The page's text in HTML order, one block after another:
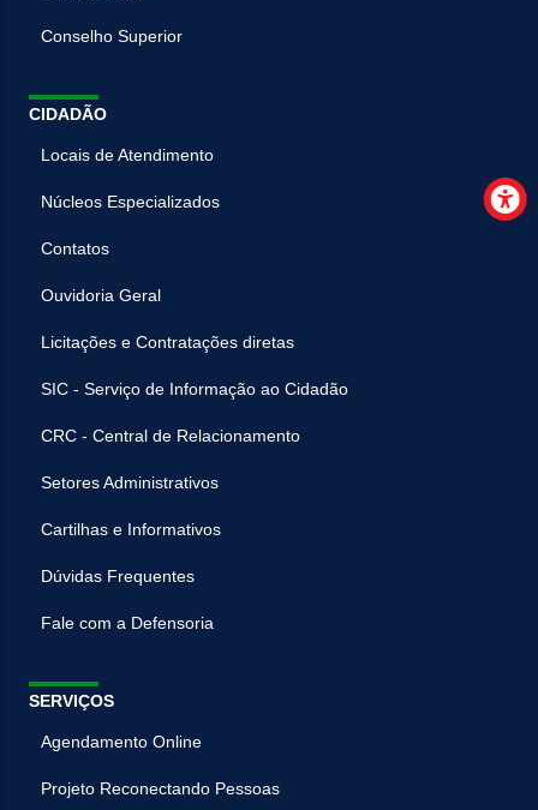
Conselho Superior
CIDADÃO
Locais de Atendimento
Núcleos Especializados
Contatos
Ouvidoria Geral
Licitações e Contratações diretas
SIC - Serviço de Informação ao Cidadão
CRC - Central de Relacionamento
Setores Administrativos
Cartilhas e Informativos
Dúvidas Frequentes
Fale com a Defensoria
SERVIÇOS
Agendamento Online
Projeto Reconectando Pessoas